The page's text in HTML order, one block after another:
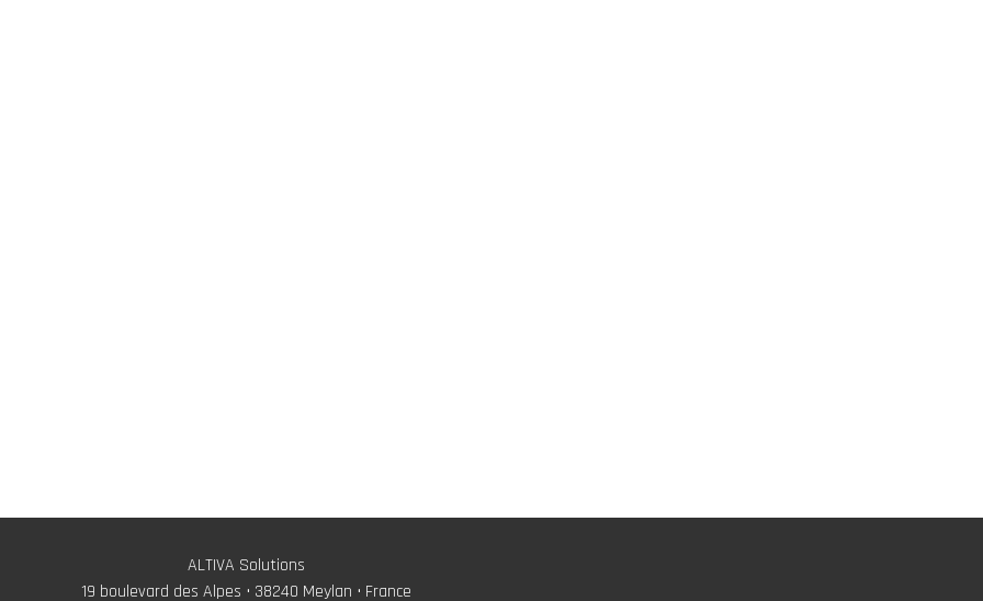
ALTIVA Solutions
19 boulevard des Alpes • 38240 Meylan • France